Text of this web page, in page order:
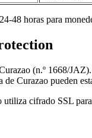
48 horas para
(n.º 1668/
Curazao pueden
cifrado SSL